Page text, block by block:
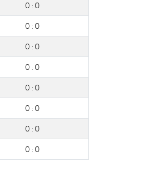
0:0
0:0
0:0
0:0
0:0
0:0
0:0
0:0